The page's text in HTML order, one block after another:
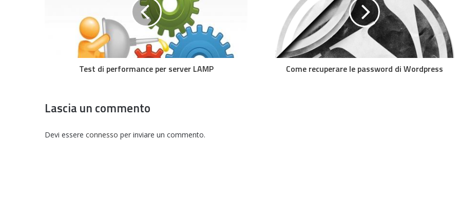
Test di performance per server LAMP Come recuperare le password di Wordpress
Lascia un commento
Devi essere connesso per inviare un commento.